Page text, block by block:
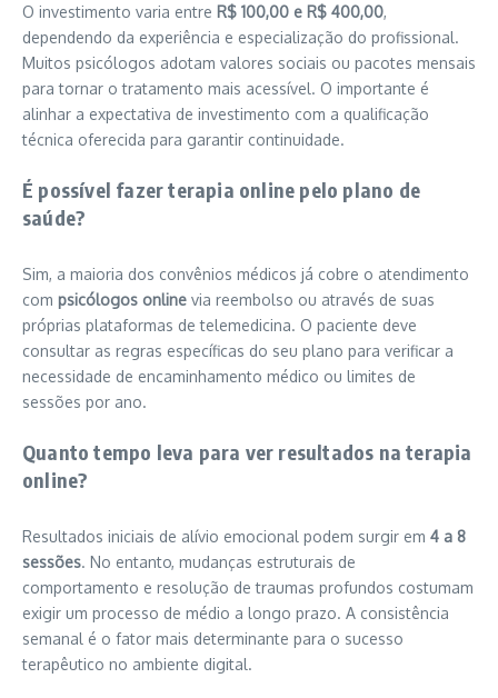
O investimento varia entre R$ 100,00 e R$ 400,00,
dependendo da experiência e especialização do profissional.
Muitos psicólogos adotam valores sociais ou pacotes mensais
para tornar o tratamento mais acessível. O importante é
alinhar a expectativa de investimento com a qualificação
técnica oferecida para garantir continuidade.
É possível fazer terapia online pelo plano de
saúde?
Sim, a maioria dos convênios médicos já cobre o atendimento
com psicólogos online via reembolso ou através de suas
próprias plataformas de telemedicina. O paciente deve
consultar as regras específicas do seu plano para verificar a
necessidade de encaminhamento médico ou limites de
sessões por ano.
Quanto tempo leva para ver resultados na terapia
online?
Resultados iniciais de alívio emocional podem surgir em 4 a 8
sessões. No entanto, mudanças estruturais de
comportamento e resolução de traumas profundos costumam
exigir um processo de médio a longo prazo. A consistência
semanal é o fator mais determinante para o sucesso
terapêutico no ambiente digital.